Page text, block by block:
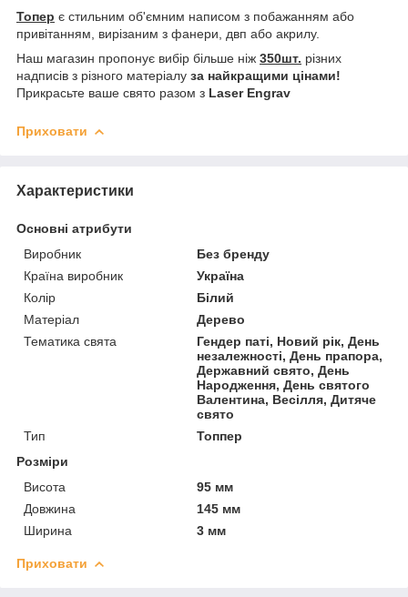
Топер є стильним об'ємним написом з побажанням або
привітанням, вирізаним з фанери, двп або акрилу.
Наш магазин пропонує вибір більше ніж 350шт. різних
надписів з різного матеріалу за найкращими цінами!
Прикрасьте ваше свято разом з Laser Engrav
Приховати
Характеристики
Основні атрибути
Виробник
Без бренду
Країна виробник
Україна
Колір
Білий
Матеріал
Дерево
Тематика свята
Гендер паті, Новий рік, День
незалежності, День прапора,
Державний свято, День
Народження, День святого
Валентина, Весілля, Дитяче
свято
Тип
Топпер
Розміри
Висота
95 мм
Довжина
145 мм
Ширина
3 мм
Приховати